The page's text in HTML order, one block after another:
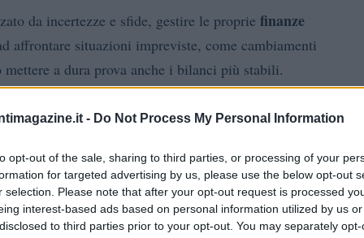
- Do Not Process My Personal Information
opt-out of the sale, sharing to third parties, or processing of your
for targeted advertising by us, please use the below opt-out
selection. Please note that after your opt-out request is processed
interest-based ads based on personal information utilized by us
to third parties prior to your opt-out. You may separately
da incertezze e sfide, gestire le proprie finanze
affrontare situazioni impreviste, come cambiamenti
a dura prova anche i bilanci più stabili.
per migliorare la salute finanziaria e prendere
passo per avere il controllo delle proprie finanze.
le entrate e le uscite, facilitando la comprensione